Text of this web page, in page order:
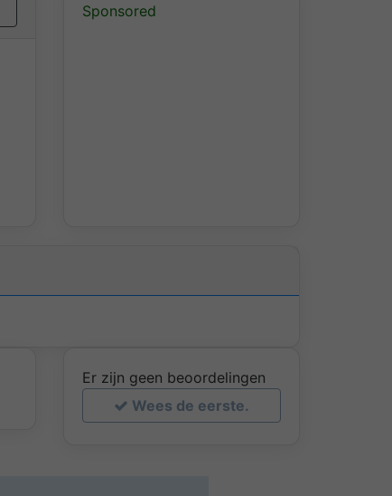
Sponsored
Er zijn geen beoordelingen
Wees de eerste.